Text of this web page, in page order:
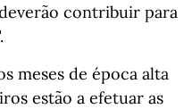
contribuir para
meses de época alta
estão a efetuar as